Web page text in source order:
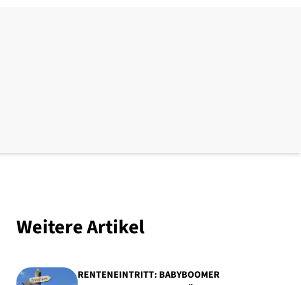
Weitere Artikel
RENTENEINTRITT: BABYBOOMER